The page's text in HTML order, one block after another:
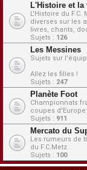
L'Histoire et la
L'Histoire du
diverses sur les
livres, chants,
Sujets : 126
Les Messines
Sujets sur
Allez les filles !
Sujets : 247
Planète Foot
Championnats
coupes
Sujets : 911
Mercato du
Les rumeurs de
du F.C.Metz.
Sujets : 100